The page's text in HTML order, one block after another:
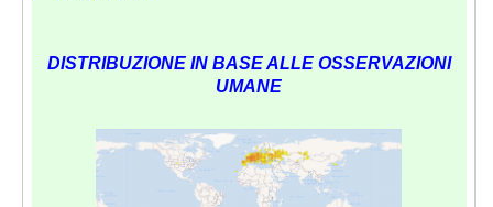
DISTRIBUZIONE IN BASE ALLE OSSERVAZIONI
UMANE